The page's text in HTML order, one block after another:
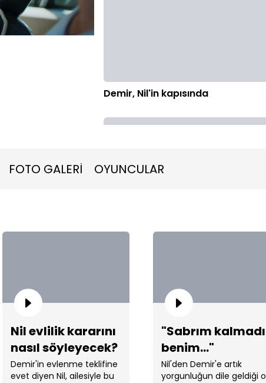
Oynatma
Hızı
Demir, Nil'in kapısında
Çisil'i bikiniyle gören kıskanç Neco
FOTO GALERİ OYUNCULAR
Nil evlilik kararını
nasıl söyleyecek?
Demir'in evlenme teklifine
evet diyen Nil, ailesiyle bu
"Sabrım kalmadı
benim..."
Nil'den Demir'e artık
yorgunluğun dile geldiği o